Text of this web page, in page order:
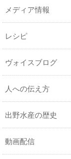
メディア情報
レシピ
ヴォイスブログ
人への伝え方
出野水産の歴史
動画配信